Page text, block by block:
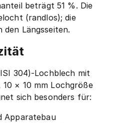
beträgt 51 %. Die
(randlos); die
den Längsseiten.
304)-Lochblech mit
× 10 mm Lochgröße
sich besonders für:
Apparatebau